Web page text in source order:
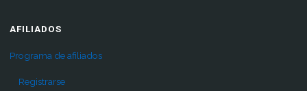
AFILIADOS
Programa de afiliados
Registrarse